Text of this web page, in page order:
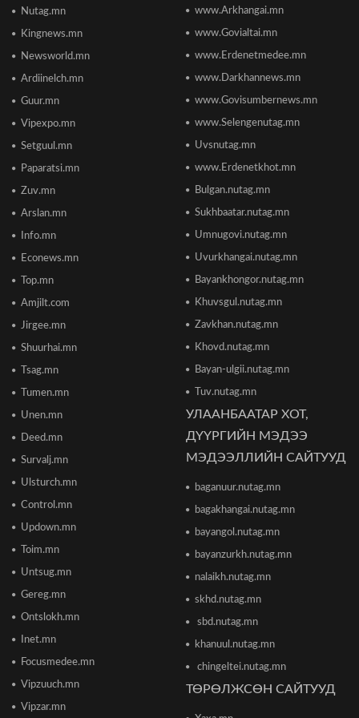
улсаас 67-рт бичигджээ
ТӨВҮҮДИЙН БАЙРШИЛ
2026/06/17 12:20
Отгонтэнгэр хайрханы тахилгад оролцохоор
ирж буй иргэдийн анхааралд
2026/06/16 15:28
Парламент хар тамхины хэргийн ялын
2026/06/16 15:49
Ши Жиньпин Монголд айлчилна
"The MongolZ" баг IEM Cologne Major-2026
тэмцээнийг гуравдугаар шатнаас өндөрлүүллээ
ТЦА: Согтуугаар автомашин жолоодож долоон
тээврийн хэрэгсэл мөргөсөн этгээдийг
2026/06/16 12:47
өсөлтийн төсөөллөө бууруулжээ
Европын Төв банк 2023 оноос хойш анх удаа
бодлогын хүүгээ өсгөжээ
2026/06/12 15:05
Nutag.mn
Kingnews.mn
Newsworld.mn
Ardiinelch.mn
Guur.mn
Vipexpo.mn
Setguul.mn
Paparatsi.mn
Zuv.mn
Arslan.mn
Info.mn
Econews.mn
Top.mn
Amjilt.com
Jirgee.mn
Shuurhai.mn
Tsag.mn
Tumen.mn
Unen.mn
Deed.mn
Survalj.mn
Ulsturch.mn
Control.mn
Updown.mn
Toim.mn
Untsug.mn
Gereg.mn
Ontslokh.mn
Inet.mn
Focusmedee.mn
Vipzuuch.mn
Vipzar.mn
www.Arkhangai.mn
www.Govialtai.mn
www.Erdenetmedee.mn
www.Darkhannews.mn
www.Govisumbernews.mn
www.Selengenutag.mn
Uvsnutag.mn
www.Erdenetkhot.mn
Bulgan.nutag.mn
Sukhbaatar.nutag.mn
Umnugovi.nutag.mn
Uvurkhangai.nutag.mn
Bayankhongor.nutag.mn
Khuvsgul.nutag.mn
Zavkhan.nutag.mn
Khovd.nutag.mn
Bayan-ulgii.nutag.mn
Tuv.nutag.mn
УЛААНБААТАР ХОТ,
ДҮҮРГИЙН МЭДЭЭ
МЭДЭЭЛЛИЙН САЙТУУД
baganuur.nutag.mn
bagakhangai.nutag.mn
bayangol.nutag.mn
bayanzurkh.nutag.mn
nalaikh.nutag.mn
skhd.nutag.mn
sbd.nutag.mn
khanuul.nutag.mn
chingeltei.nutag.mn
ТӨРӨЛЖСӨН САЙТУУД